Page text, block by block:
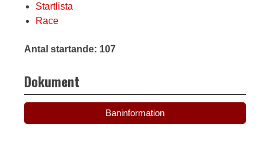
Startlista
Race
Antal startande: 107
Dokument
Baninformation